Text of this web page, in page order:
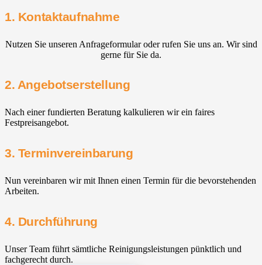
1. Kontaktaufnahme
Nutzen Sie unseren Anfrageformular oder rufen Sie uns an. Wir sind
gerne für Sie da.
2. Angebotserstellung
Nach einer fundierten Beratung kalkulieren wir ein faires
Festpreisangebot.
3. Terminvereinbarung
Nun vereinbaren wir mit Ihnen einen Termin für die bevorstehenden
Arbeiten.
4. Durchführung
Unser Team führt sämtliche Reinigungsleistungen pünktlich und
fachgerecht durch.